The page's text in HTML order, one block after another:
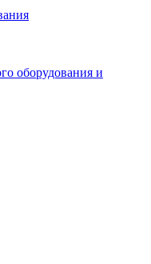
оборудования и